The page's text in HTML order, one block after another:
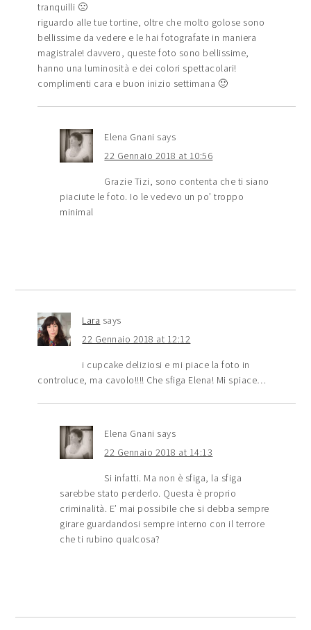
tranquilli 🙁
riguardo alle tue tortine, oltre che molto golose sono
bellissime da vedere e le hai fotografate in maniera
magistrale! davvero, queste foto sono bellissime,
hanno una luminosità e dei colori spettacolari!
complimenti cara e buon inizio settimana 🙂
Elena Gnani says
22 Gennaio 2018 at 10:56
Grazie Tizi, sono contenta che ti siano
piaciute le foto. Io le vedevo un po’ troppo
minimal
Lara says
22 Gennaio 2018 at 12:12
i cupcake deliziosi e mi piace la foto in
controluce, ma cavolo!!!! Che sfiga Elena! Mi spiace…
Elena Gnani says
22 Gennaio 2018 at 14:13
Si infatti. Ma non è sfiga, la sfiga
sarebbe stato perderlo. Questa è proprio
criminalità. E’ mai possibile che si debba sempre
girare guardandosi sempre interno con il terrore
che ti rubino qualcosa?